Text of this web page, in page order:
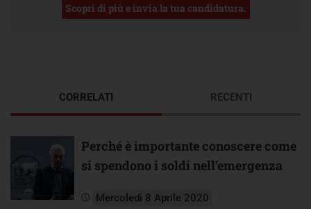
Scopri di più e invia la tua candidatura.
CORRELATI
Perché è importante conoscere come
si spendono i soldi nell’emergenza
Mercoledì 8 Aprile 2020
RECENTI